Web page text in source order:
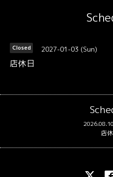
Closed 2027-01-03 (Sun)
店休日
店